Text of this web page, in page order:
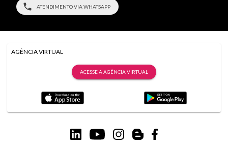
ATENDIMENTO VIA WHATSAPP
AGÊNCIA VIRTUAL
ACESSE A AGÊNCIA VIRTUAL